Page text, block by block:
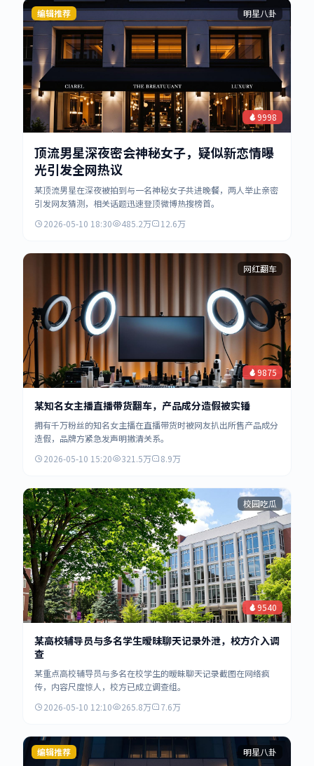
编辑推荐 明星八卦
9998
顶流男星深夜密会神秘女子，疑似新恋情曝
光引发全网热议
某顶流男星在深夜被拍到与一名神秘女子共进晚餐，两人举止亲密
引发网友猜测，相关话题迅速登顶微博热搜榜首。
2026-05-10 18:30
485.2万 12.6万
网红翻车
9875
某知名女主播直播带货翻车，产品成分造假被实锤
拥有千万粉丝的知名女主播在直播带货时被网友扒出所售产品成分
造假，品牌方紧急发声明撇清关系。
2026-05-10 15:20
321.5万 8.9万
校园吃瓜
9540
某高校辅导员与多名学生暧昧聊天记录外泄，校方介入调
查
某重点高校辅导员与多名在校学生的暧昧聊天记录截图在网络疯
传，内容尺度惊人，校方已成立调查组。
2026-05-10 12:10
265.8万 7.6万
编辑推荐 明星八卦